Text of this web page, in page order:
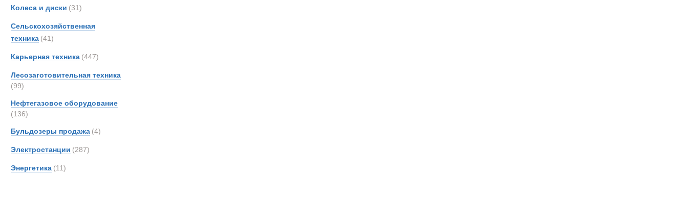
Колеса и диски (31)
Сельскохозяйственная
техника (41)
Карьерная техника (447)
Лесозаготовительная техника
(99)
Нефтегазовое оборудование
(136)
Бульдозеры продажа (4)
Электростанции (287)
Энергетика (11)